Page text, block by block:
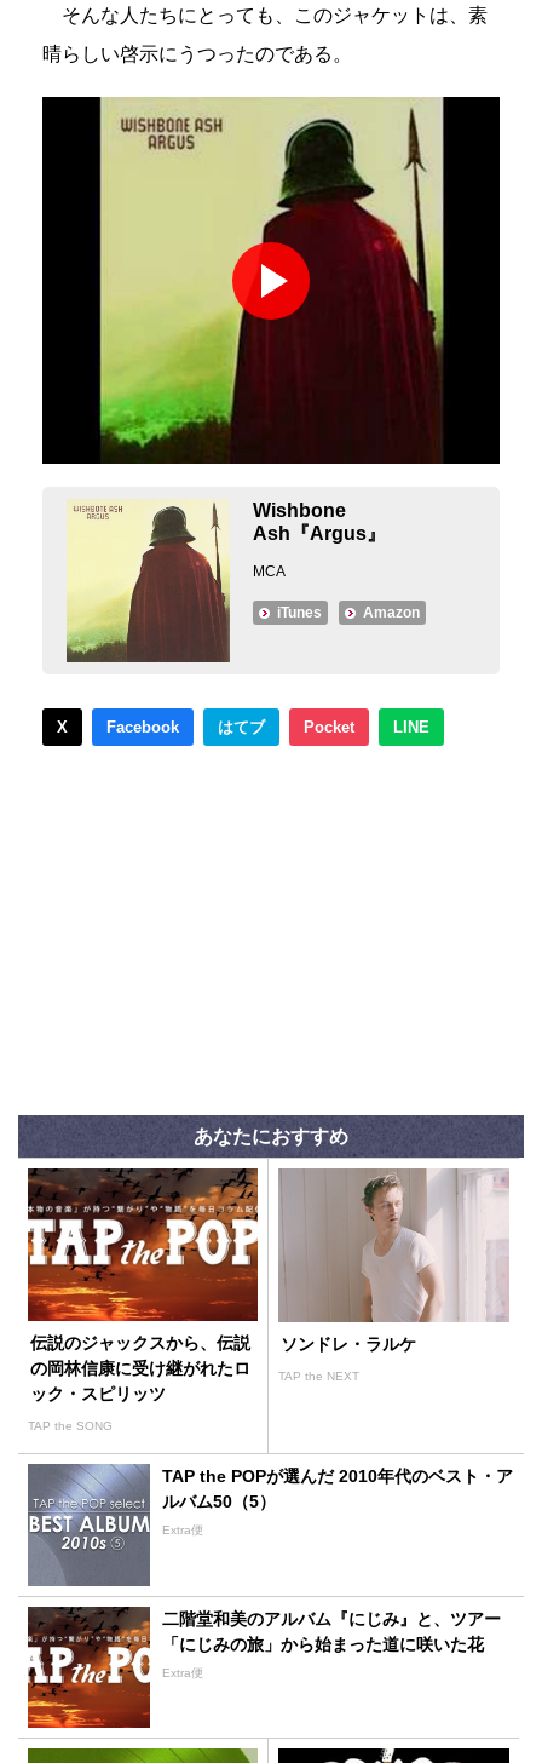
そんな人たちにとっても、このジャケットは、素
晴らしい啓示にうつったのである。
Wishbone
Ash『Argus』
MCA
iTunes Amazon
X Facebook はてブ Pocket LINE
あなたにおすすめ
伝説のジャックスから、伝説
の岡林信康に受け継がれたロ
ック・スピリッツ
TAP the SONG
ソンドレ・ラルケ
TAP the NEXT
TAP the POPが選んだ 2010年代のベスト・ア
ルバム50（5）
Extra便
二階堂和美のアルバム『にじみ』と、ツアー
「にじみの旅」から始まった道に咲いた花
Extra便